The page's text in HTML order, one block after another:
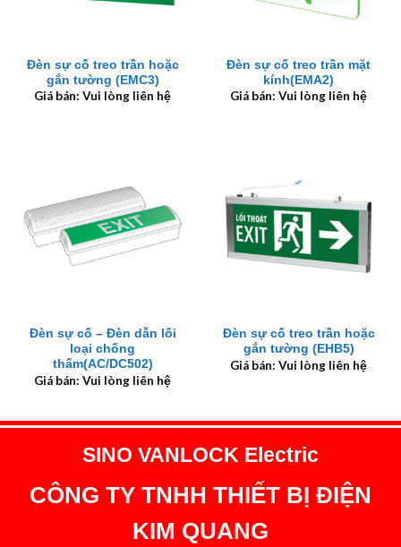
Đèn sự cố treo trần hoặc
gắn tường (EMC3)
Giá bán: Vui lòng liên hệ
Đèn sự cố treo trần mặt
kính(EMA2)
Giá bán: Vui lòng liên hệ
Đèn sự cố – Đèn dẫn lối
loại chống
thấm(AC/DC502)
Giá bán: Vui lòng liên hệ
Đèn sự cố treo trần hoặc
gắn tường (EHB5)
Giá bán: Vui lòng liên hệ
SINO VANLOCK Electric
CÔNG TY TNHH THIẾT BỊ ĐIỆN
KIM QUANG